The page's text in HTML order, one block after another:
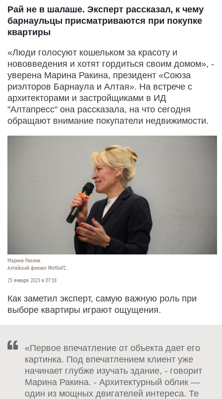
Рай не в шалаше. Эксперт рассказал, к чему
барнаульцы присматриваются при покупке
квартиры
«Люди голосуют кошельком за красоту и
нововведения и хотят гордиться своим домом», -
уверена Марина Ракина, президент «Союза
риэлторов Барнаула и Алтая». На встрече с
архитекторами и застройщиками в ИД
"Алтапресс" она рассказала, на что сегодня
обращают внимание покупатели недвижимости.
Марина Ракина.
Алтайский филиал РАНХиГС.
25 января 2023 в 07:18
Как заметил эксперт, самую важную роль при
выборе квартиры играют ощущения.
«Первое впечатление от объекта дает его
картинка. Под впечатлением клиент уже
начинает глубже изучать здание, - говорит
Марина Ракина. - Архитектурный облик —
один из мощных двигателей интереса. Те